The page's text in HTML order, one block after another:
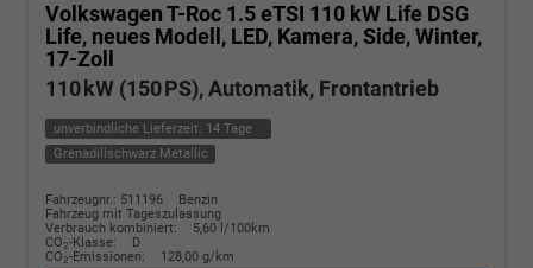
Volkswagen T-Roc 1.5 eTSI 110 kW Life DSG
Life, neues Modell, LED, Kamera, Side, Winter,
17-Zoll
110 kW (150 PS), Automatik, Frontantrieb
unverbindliche Lieferzeit: 14 Tage
Grenadillschwarz Metallic
Fahrzeugnr.: 511196
Benzin
Fahrzeug mit Tageszulassung
Verbrauch kombiniert:
5,60 l/100km
CO2-Klasse:
D
CO2-Emissionen: 128,00 g/km